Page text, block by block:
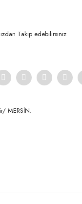
Takip edebilirsiniz
ㅤㅤ ㅤㅤㅤㅤㅤㅤㅤㅤㅤㅤ